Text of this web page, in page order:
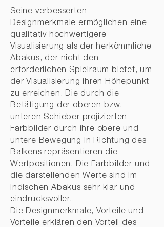
Seine verbesserten
Designmerkmale ermöglichen eine
qualitativ hochwertigere
Visualisierung als der herkömmliche
Abakus, der nicht den
erforderlichen Spielraum bietet, um
der Visualisierung ihren Höhepunkt
zu erreichen. Die durch die
Betätigung der oberen bzw.
unteren Schieber projizierten
Farbbilder durch ihre obere und
untere Bewegung in Richtung des
Balkens repräsentieren die
Wertpositionen. Die Farbbilder und
die darstellenden Werte sind im
indischen Abakus sehr klar und
eindrucksvoller.
Die Designmerkmale, Vorteile und
Vorteile erklären den Vorteil des